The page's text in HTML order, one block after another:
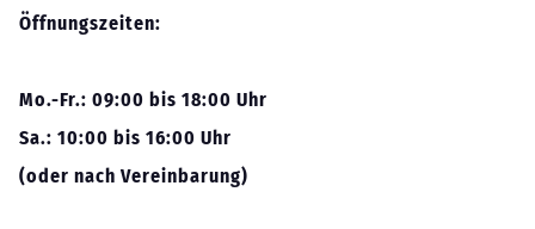
Öffnungszeiten:
Mo.-Fr.: 09:00 bis 18:00 Uhr
Sa.: 10:00 bis 16:00 Uhr
(oder nach Vereinbarung)